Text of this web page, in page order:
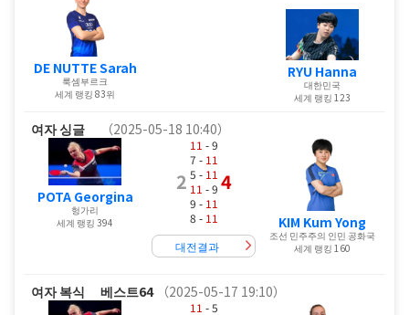
DE NUTTE Sarah
룩셈부르크
세계 랭킹 83위
RYU Hanna
대한민국
세계 랭킹 123
여자 싱글 （2025-05-18 10:40）
POTA Georgina
헝가리
세계 랭킹 394
2
11 - 9
7 - 11
5 - 11
11 - 9
9 - 11
8 - 11
4
대전결과
KIM Kum Yong
조선 민주주의 인민 공화국
세계 랭킹 160
여자 복식 베스트64 （2025-05-17 19:10）
11 - 5